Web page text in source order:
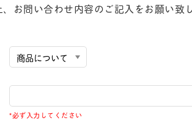
お問い合わせ内容のご記入をお願い致し
*必ず入力してください